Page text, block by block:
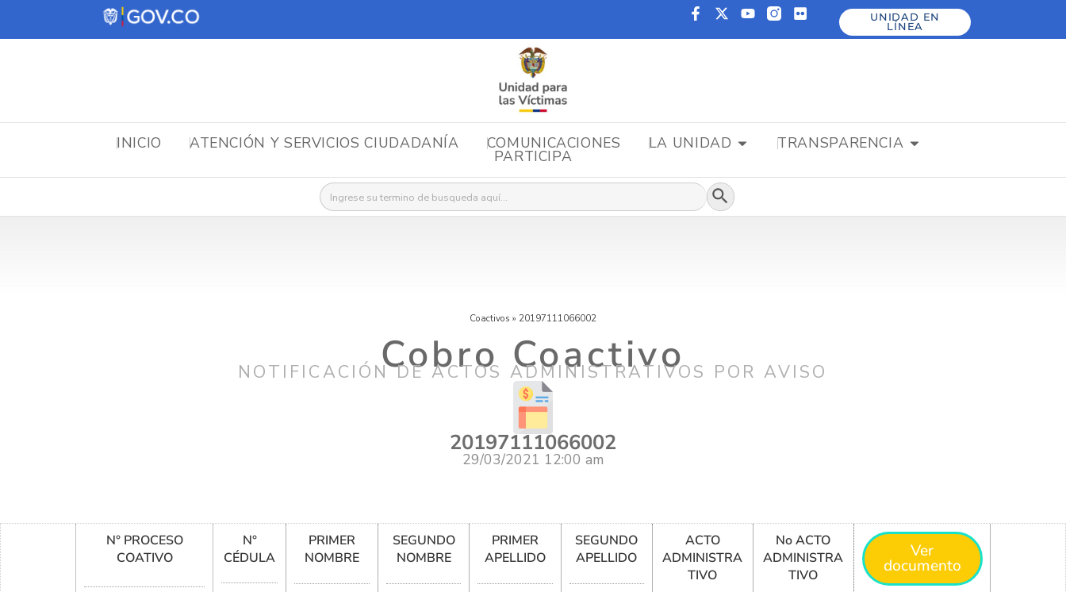
UNIDAD EN
LÍNEA
INICIO ATENCIÓN Y SERVICIOS CIUDADANÍA COMUNICACIONES LA UNIDAD TRANSPARENCIA
PARTICIPA
Buscar: Botón de búsqueda
Coactivos » 20197111066002
Cobro Coactivo
NOTIFICACIÓN DE ACTOS ADMINISTRATIVOS POR AVISO
20197111066002
29/03/2021 12:00 am
N° PROCESO
COATIVO
N°
CÉDULA
PRIMER
NOMBRE
SEGUNDO
NOMBRE
PRIMER
APELLIDO
SEGUNDO
APELLIDO
ACTO
ADMINISTRA
TIVO
No ACTO
ADMINISTRA
TIVO
Ver
documento